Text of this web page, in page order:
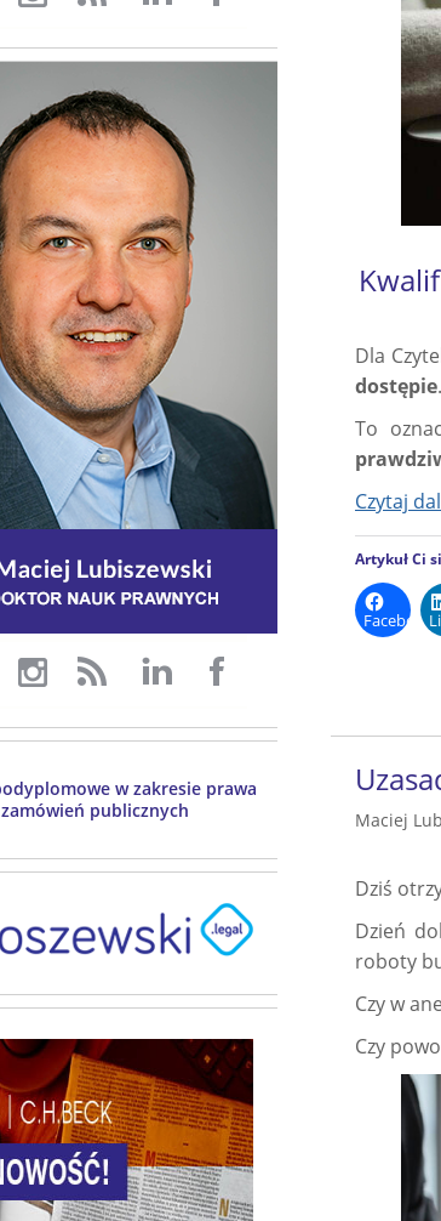
Dla
dostępie.
To
Czytaj
Artykuł Ci
Facebook
Maciej
Dziś
Dzień
roboty
Czy w
Czy
w zakresie prawa
zamówień publicznych